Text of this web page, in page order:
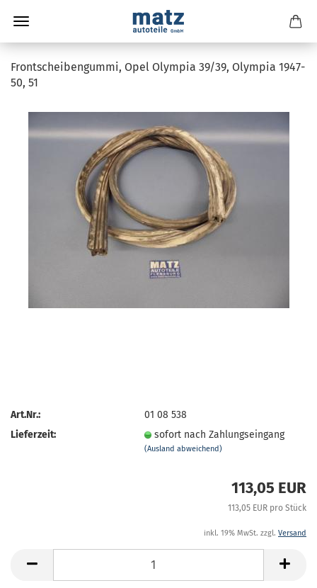
Frontscheibengummi, Opel Olympia 39/39, Olympia 1947-
50, 51
Art.Nr.:
01 08 538
Lieferzeit:
sofort nach Zahlungseingang
(Ausland abweichend)
113,05 EUR
113,05 EUR pro Stück
inkl. 19% MwSt. zzgl. Versand